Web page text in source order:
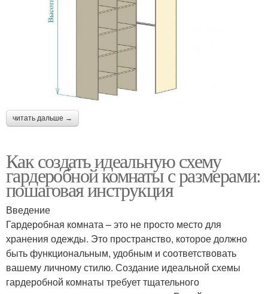
читать дальше →
Как создать идеальную схему
гардеробной комнаты с размерами:
пошаговая инструкция
Введение
Гардеробная комната – это не просто место для
хранения одежды. Это пространство, которое должно
быть функциональным, удобным и соответствовать
вашему личному стилю. Создание идеальной схемы
гардеробной комнаты требует тщательного